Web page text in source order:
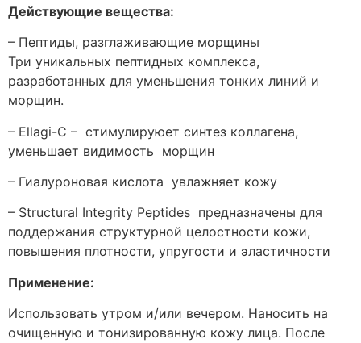
Действующие вещества:
– Пептиды, разглаживающие морщины
Три уникальных пептидных комплекса,
разработанных для уменьшения тонких линий и
морщин.
– Ellagi-C – стимулируюет синтез коллагена,
уменьшает видимость морщин
– Гиалуроновая кислота увлажняет кожу
– Structural Integrity Peptides предназначены для
поддержания структурной целостности кожи,
повышения плотности, упругости и эластичности
Применение:
Использовать утром и/или вечером. Наносить на
очищенную и тонизированную кожу лица. После